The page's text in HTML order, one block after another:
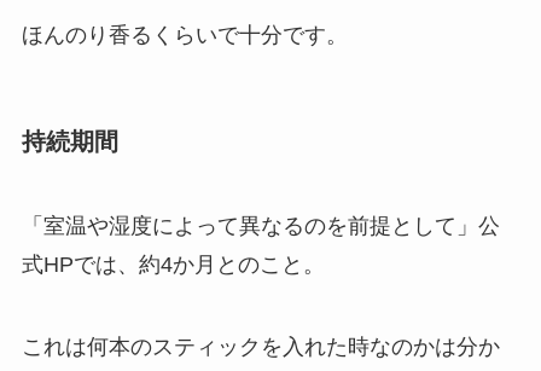
ほんのり香るくらいで十分です。
持続期間
「室温や湿度によって異なるのを前提として」公
式HPでは、 約4か月 とのこと。
これは何本のスティックを入れた時なのかは分か